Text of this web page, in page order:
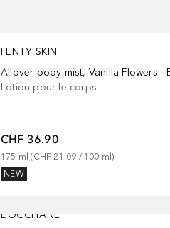
FENTY SKIN
Lotion pour le corps
CHF 36.90
175 ml (CHF 21.09 / 100 ml)
NEW
L’OCCITANE